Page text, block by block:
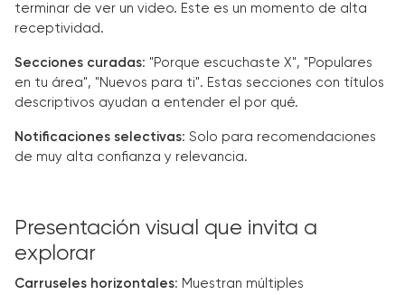
terminar de ver un video. Este es un momento de alta
receptividad.
Secciones curadas: "Porque escuchaste X", "Populares
en tu área", "Nuevos para ti". Estas secciones con títulos
descriptivos ayudan a entender el por qué.
Notificaciones selectivas: Solo para recomendaciones
de muy alta confianza y relevancia.
Presentación visual que invita a
explorar
Carruseles horizontales: Muestran múltiples